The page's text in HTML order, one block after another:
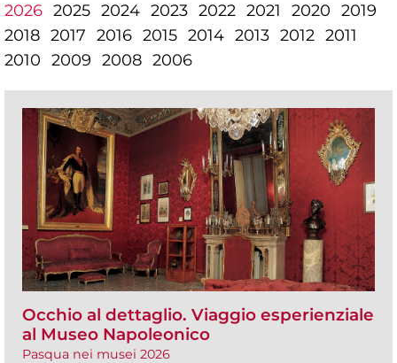
2026 2025 2024 2023 2022 2021 2020 2019
2018 2017 2016 2015 2014 2013 2012 2011
2010 2009 2008 2006
Occhio al dettaglio. Viaggio esperienziale
al Museo Napoleonico
Pasqua nei musei 2026